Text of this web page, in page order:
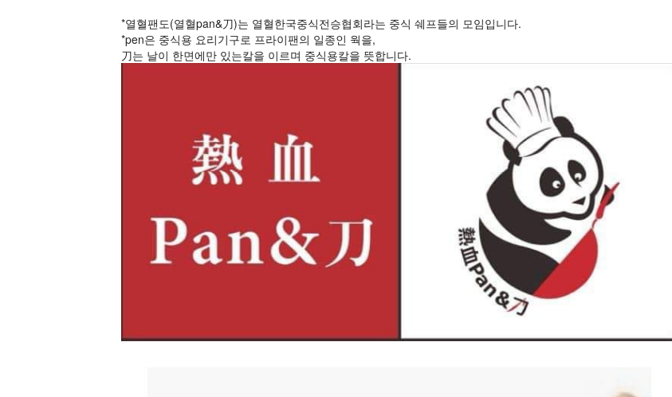
*열혈팬도(열혈pan&刀)는 열혈한국중식전승협회라는 중식 쉐프들의 모임입니다.
*pen은 중식용 요리기구로 프라이팬의 일종인 웍을,
刀는 날이 한면에만 있는칼을 이르며 중식용칼을 뜻합니다.